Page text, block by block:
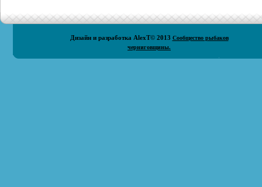
Дизайн и разработка AlexT© 2013 Сообщество рыбаков
черниговщины.